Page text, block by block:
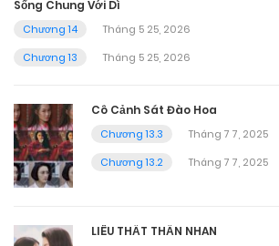
Sống Chung Với Dì
Chương 14
Tháng 5 25, 2026
Chương 13
Tháng 5 25, 2026
Cô Cảnh Sát Đào Hoa
Chương 13.3
Tháng 7 7, 2025
Chương 13.2
Tháng 7 7, 2025
LIÊU THẤT THẦN NHAN